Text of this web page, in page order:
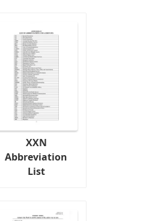
XXN
Abbreviation
List